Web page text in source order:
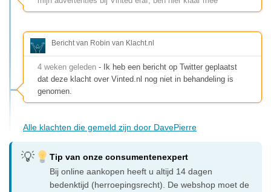
Bericht van Robin van Klacht.nl
4 weken geleden - Ik heb een bericht op Twitter geplaatst
dat deze klacht over Vinted.nl nog niet in behandeling is
genomen.
Alle klachten die gemeld zijn door DavePierre
Tip van onze consumentenexpert
Bij online aankopen heeft u altijd 14 dagen
bedenktijd (herroepingsrecht). De webshop moet de